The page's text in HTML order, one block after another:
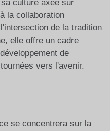
culture axée sur
la collaboration
de la tradition
elle offre un cadre
de
vers l'avenir.
se concentrera sur la